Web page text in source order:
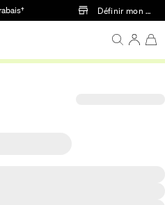
Passer au contenu principal
Définir mon